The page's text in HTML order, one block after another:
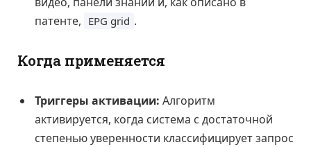
патенте, EPG grid .
Когда применяется
Триггеры активации: Алгоритм
активируется, когда система с достаточной
степенью уверенности классифицирует запрос